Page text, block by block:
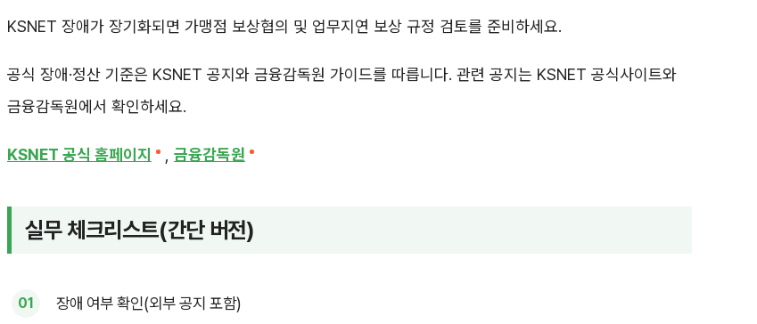
KSNET 장애가 장기화되면 가맹점 보상협의 및 업무지연 보상 규정 검토를 준비하세요.
공식 장애·정산 기준은 KSNET 공지와 금융감독원 가이드를 따릅니다. 관련 공지는 KSNET 공식사이트와
금융감독원에서 확인하세요.
KSNET 공식 홈페이지 금융감독원
실무 체크리스트(간단 버전)
장애 여부 확인(외부 공지 포함)